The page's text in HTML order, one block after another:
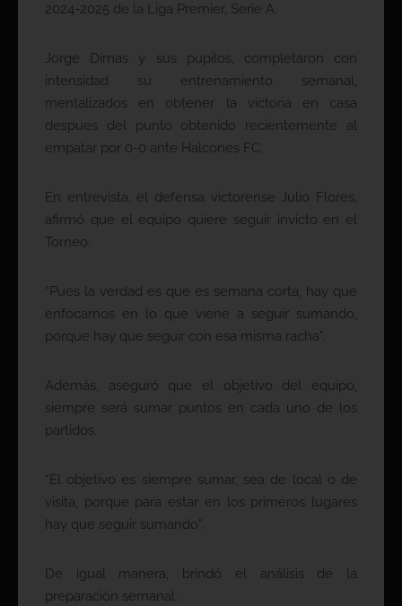
2024-2025 de la Liga Premier, Serie A.
Jorge Dimas y sus pupilos, completaron con
intensidad su entrenamiento semanal,
mentalizados en obtener la victoria en casa
despues del punto obtenido recientemente al
empatar por 0-0 ante Halcones FC.
En entrevista, el defensa victorense Julio Flores,
afirmó que el equipo quiere seguir invicto en el
Torneo.
“Pues la verdad es que es semana corta, hay que
enfocarnos en lo que viene a seguir sumando,
porque hay que seguir con esa misma racha”.
Además, aseguró que el objetivo del equipo,
siempre será sumar puntos en cada uno de los
partidos.
“El objetivo es siempre sumar, sea de local o de
visita, porque para estar en los primeros lugares
hay que seguir sumando”.
De igual manera, brindó el análisis de la
preparación semanal.